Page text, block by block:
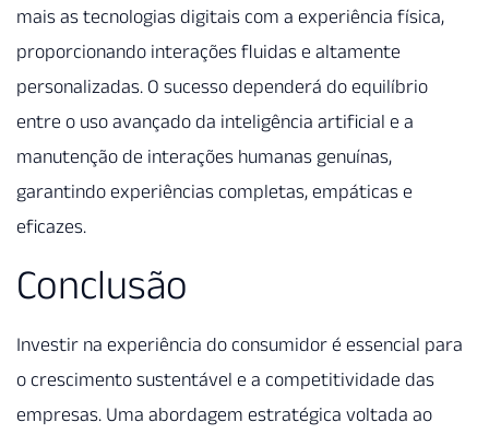
mais as tecnologias digitais com a experiência física,
proporcionando interações fluidas e altamente
personalizadas. O sucesso dependerá do equilíbrio
entre o uso avançado da inteligência artificial e a
manutenção de interações humanas genuínas,
garantindo experiências completas, empáticas e
eficazes.
Conclusão
Investir na experiência do consumidor é essencial para
o crescimento sustentável e a competitividade das
empresas. Uma abordagem estratégica voltada ao